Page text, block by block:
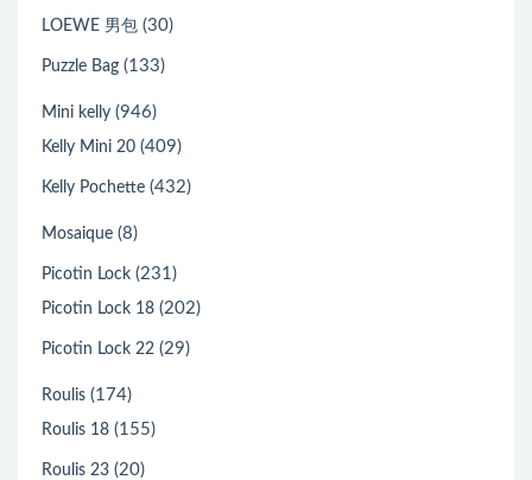
LOEWE 男包 (30)
Puzzle Bag (133)
Mini kelly (946)
Kelly Mini 20 (409)
Kelly Pochette (432)
Mosaique (8)
Picotin Lock (231)
Picotin Lock 18 (202)
Picotin Lock 22 (29)
Roulis (174)
Roulis 18 (155)
Roulis 23 (20)